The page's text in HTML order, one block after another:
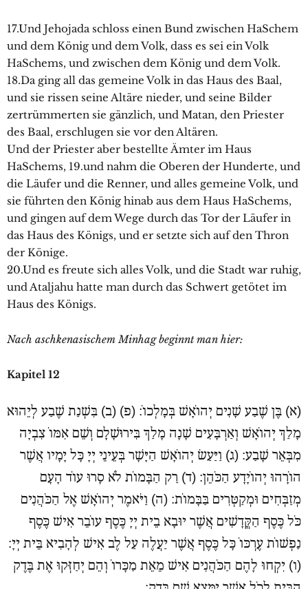
17.Und Jehojada schloss einen Bund zwischen HaSchem
und dem König und dem Volk, dass es sei ein Volk
HaSchems, und zwischen dem König und dem Volk.
18.Da ging all das gemeine Volk in das Haus des Baal,
und sie rissen seine Altäre nieder, und seine Bilder
zertrümmerten sie gänzlich, und Matan, den Priester
des Baal, erschlugen sie vor den Altären.
Und der Priester aber bestellte Ämter im Haus
HaSchems, 19.und nahm die Oberen der Hunderte, und
die Läufer und die Renner, und alles gemeine Volk, und
sie führten den König hinab aus dem Haus HaSchems,
und gingen auf dem Wege durch das Tor der Läufer in
das Haus des Königs, und er setzte sich auf den Thron
der Könige.
20.Und es freute sich alles Volk, und die Stadt war ruhig,
und Ataljahu hatte man durch das Schwert getötet im
Haus des Königs.
Nach aschkenasischem Minhag beginnt man hier:
Kapitel 12
(א) בֶּן שֶׁבַע שָׁנִים יְהוֹאָשׁ בְּמָלְכוֹ: (פ) (ב) בִּשְׁנַת שֶׁבַע לְיֵהוּא
מָלַךְ יְהוֹאָשׁ וְאַרְבָּעִים שָׁנָה מָלַךְ בִּירוּשָׁלִָם וְשֵׁם אִמּוֹ צִבְיָה
מִבְּאֵר שָׁבַע: (ג) וַיַּעַשׂ יְהוֹאָשׁ הַיָּשָׁר בְּעֵינֵי יְיָ כָּל יָמָיו אֲשֶׁר
הוֹרָהוּ יְהוֹיָדָע הַכֹּהֵן: (ד) רַק הַבָּמוֹת לֹא סָרוּ עוֹד הָעָם
מְזַבְּחִים וּמְקַטְּרִים בַּבָּמוֹת: (ה) וַיֹּאמֶר יְהוֹאָשׁ אֶל הַכֹּהֲנִים
כֹּל כֶּסֶף הַקֳּדָשִׁים אֲשֶׁר יוּבָא בֵית יְיָ כֶּסֶף עוֹבֵר אִישׁ כֶּסֶף
נַפְשׁוֹת עֶרְכּוֹ כָּל כֶּסֶף אֲשֶׁר יַעֲלֶה עַל לֶב אִישׁ לְהָבִיא בֵּית יְיָ:
(ו) יִקְחוּ לָהֶם הַכֹּהֲנִים אִישׁ מֵאֵת מַכָּרוֹ וְהֵם יְחַזְּקוּ אֶת בֶּדֶק